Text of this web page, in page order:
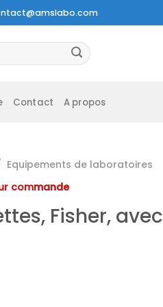
Contact A propos
Equipements de laboratoires
commande
Fisher, avec